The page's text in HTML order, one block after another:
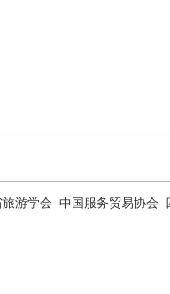
游学会 中国服务贸易协会